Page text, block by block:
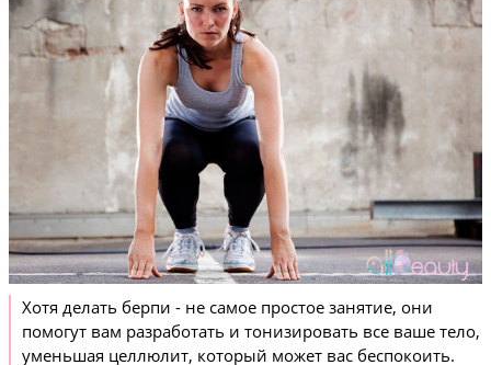
Хотя делать берпи - не самое простое занятие, они
помогут вам разработать и тонизировать все ваше тело,
уменьшая целлюлит, который может вас беспокоить.